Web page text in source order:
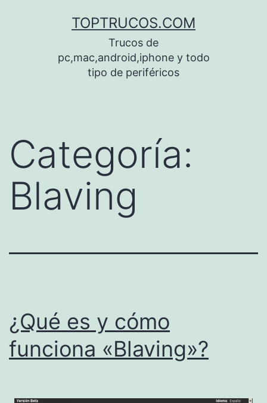
TOPTRUCOS.COM
Trucos de
pc,mac,android,iphone y todo
tipo de periféricos
Categoría:
Blaving
¿Qué es y cómo
funciona «Blaving»?